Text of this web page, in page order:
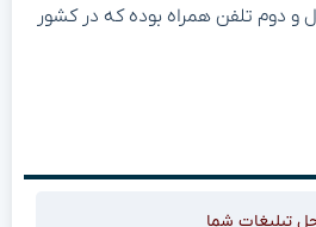
و دوم تلفن همراه بوده که در کشور
تبلیغات شما